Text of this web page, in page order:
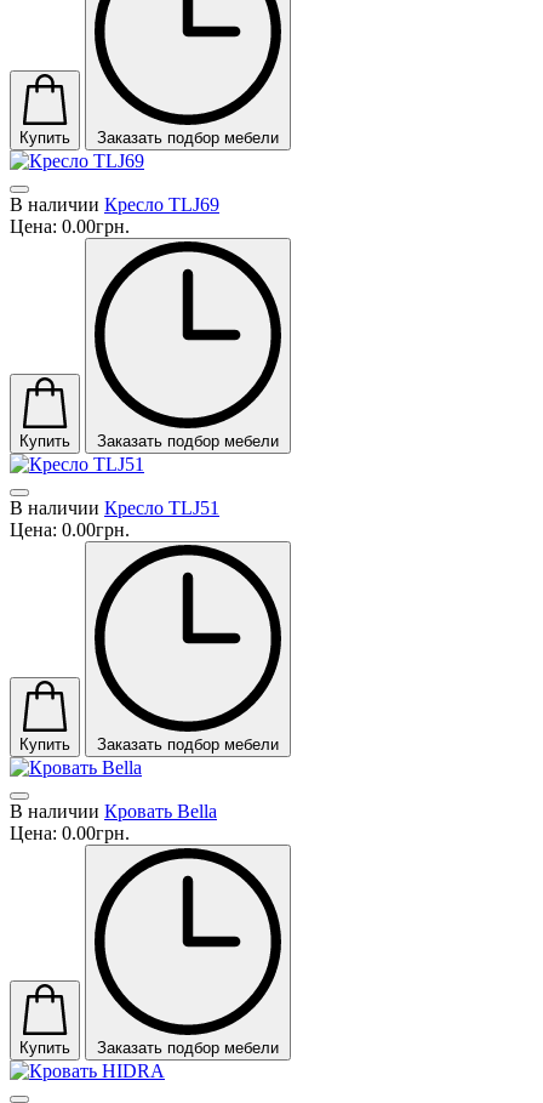
Купить Заказать подбор мебели
В наличии Кресло TLJ69
Цена: 0.00грн.
Купить Заказать подбор мебели
В наличии Кресло TLJ51
Цена: 0.00грн.
Купить Заказать подбор мебели
В наличии Кровать Bella
Цена: 0.00грн.
Купить Заказать подбор мебели